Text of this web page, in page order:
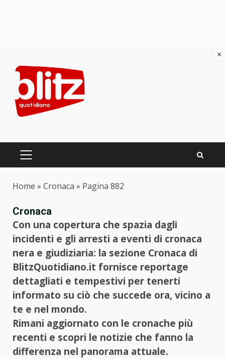
content
PRIMARY
Home » Cronaca » Pagina 882
Cronaca
Con una copertura che spazia dagli
incidenti e gli arresti a eventi di cronaca
nera e giudiziaria: la sezione Cronaca di
BlitzQuotidiano.it fornisce reportage
dettagliati e tempestivi per tenerti
informato su ciò che succede ora, vicino a
te e nel mondo.
Rimani aggiornato con le cronache più
recenti e scopri le notizie che fanno la
differenza nel panorama attuale.
×